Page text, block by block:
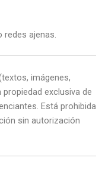
redes ajenas.
imágenes,
exclusiva de
Está prohibida
sin autorización